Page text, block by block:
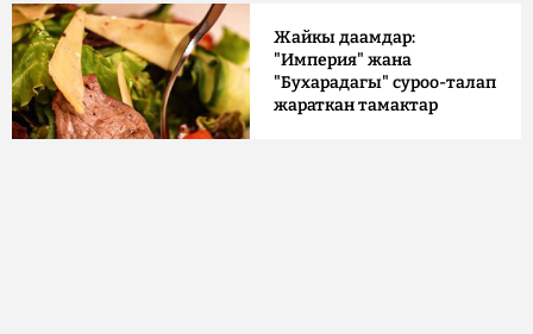
Жайкы даамдар:
"Империя" жана
"Бухарадагы" суроо-талап
жараткан тамактар